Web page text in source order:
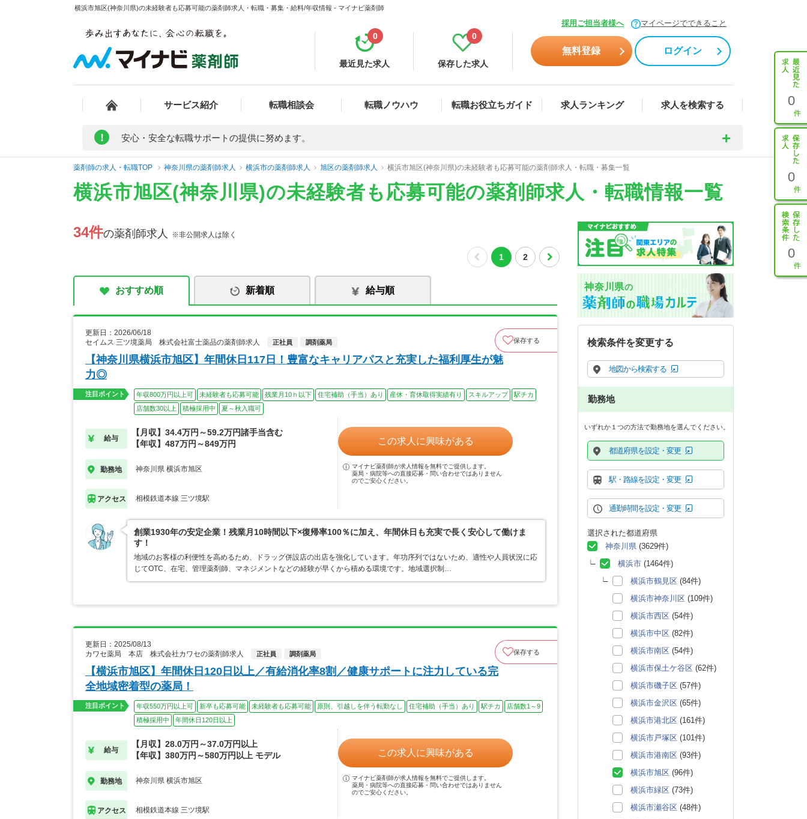
横浜市旭区(神奈川県)の未経験者も応募可能の薬剤師求人・転職・募集・給料/年収情報 - マイナビ薬剤師
採用ご担当者様へ マイページでできること
最近見た求人
0
保存した求人
0
無料登録 ログイン
サービス紹介 転職相談会 転職ノウハウ 転職お役立ちガイド 求人ランキング 求人を検索する 0
0
0
! 安心・安全な転職サポートの提供に努めます。
薬剤師の求人・転職TOP 神奈川県の薬剤師求人 横浜市の薬剤師求人 旭区の薬剤師求人 横浜市旭区(神奈川県)の未経験者も応募可能の薬剤師求人・転職・募集一覧
横浜市旭区(神奈川県)の未経験者も応募可能の薬剤師求人・転職情報一覧
34件の薬剤師求人 ※非公開求人は除く
1 2
おすすめ順 新着順 給与順
更新日：2026/06/18
セイムス 三ツ境薬局 株式会社富士薬品の薬剤師求人
正社員 調剤薬局 保存する
【神奈川県横浜市旭区】年間休日117日！豊富なキャリアパスと充実した福利厚生が魅
力◎
注目ポイント 年収800万円以上可 未経験者も応募可能 残業月10ｈ以下 住宅補助（手当）あり 産休・育休取得実績有り スキルアップ
駅チカ
店舗数30以上
積極採用中 夏～秋入職可
給与
【月収】34.4万円～59.2万円諸手当含む
【年収】487万円～849万円
勤務地 神奈川県 横浜市旭区
アクセス 相模鉄道本線 三ツ境駅
この求人に興味がある
マイナビ薬剤師が求人情報を無料でご提供します。
薬局・病院等への直接応募・問い合わせではありません
のでご安心ください。
創業1930年の安定企業！残業月10時間以下×復帰率100％に加え、年間休日も充実で長く安心して働けま
す！
地域のお客様の利便性を高めるため、ドラッグ併設店の出店を強化しています。年功序列ではないため、適性や人員状況に応
じてOTC、在宅、管理薬剤師、マネジメントなどの経験が早くから積める環境です。地域選択制…
更新日：2025/08/13
カワセ薬局 本店 株式会社カワセの薬剤師求人
正社員 調剤薬局 保存する
【横浜市旭区】年間休日120日以上／有給消化率8割／健康サポートに注力している完
全地域密着型の薬局！
注目ポイント 年収550万円以上可 新卒も応募可能 未経験者も応募可能 原則、引越しを伴う転勤なし 住宅補助（手当）あり 駅チカ
店舗数1～9
積極採用中
年間休日120日以上
給与
【月収】28.0万円～37.0万円以上
【年収】380万円～580万円以上 モデル
勤務地 神奈川県 横浜市旭区
アクセス 相模鉄道本線 三ツ境駅
この求人に興味がある
マイナビ薬剤師が求人情報を無料でご提供します。
薬局・病院等への直接応募・問い合わせではありません
のでご安心ください。
神奈川県の
検索条件を変更する
地図から検索する
勤務地
いずれか１つの方法で勤務地を選んでください。
都道府県を設定・変更
駅・路線を設定・変更
通勤時間を設定・変更
選択された都道府県
神奈川県 (3629件)
横浜市 (1464件)
横浜市鶴見区 (84件)
横浜市神奈川区 (109件)
横浜市西区 (54件)
横浜市中区 (82件)
横浜市南区 (54件)
横浜市保土ケ谷区 (62件)
横浜市磯子区 (57件)
横浜市金沢区 (65件)
横浜市港北区 (161件)
横浜市戸塚区 (101件)
横浜市港南区 (93件)
横浜市旭区 (96件)
横浜市緑区 (73件)
横浜市瀬谷区 (48件)